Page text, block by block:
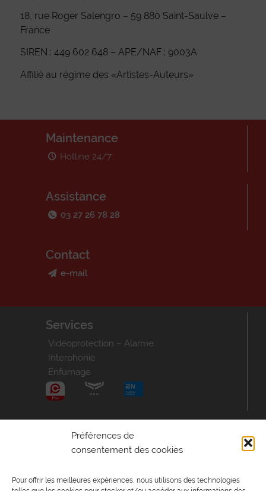
Préférences de
consentement des cookies
Pour offrir les meilleures expériences, nous utilisons des technologies
18, rue Roger Salengro – 59 880 Saint-Saulve –
France
SIREN : 449 602 648 – APE/NAF : 9003A
Affilié au régime des «Artistes-Auteurs»
Maintenance
Hotline 24/7
Assistance
03 27 26 78 28
Contact
e-mail
Services
Vidéoprotection – Alarme
Interphonie
Enfumage
Aide – Informations
Consultez la F.A.Q
Mentions légales